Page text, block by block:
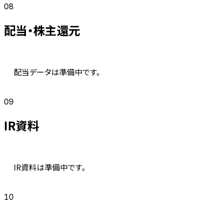
08
配当・株主還元
配当データは準備中です。
09
IR資料
IR資料は準備中です。
10